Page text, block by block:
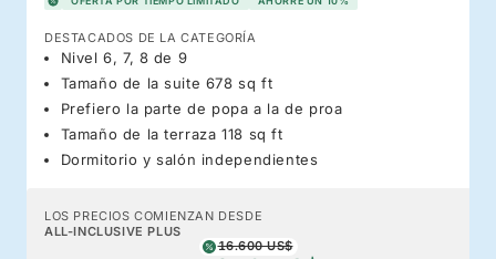
DESTACADOS DE LA CATEGORÍA
Nivel 6, 7, 8 de 9
Tamaño de la suite 678 sq ft
Prefiero la parte de popa a la de proa
Tamaño de la terraza 118 sq ft
Dormitorio y salón independientes
LOS PRECIOS COMIENZAN DESDE
ALL-INCLUSIVE PLUS
16.600 US$